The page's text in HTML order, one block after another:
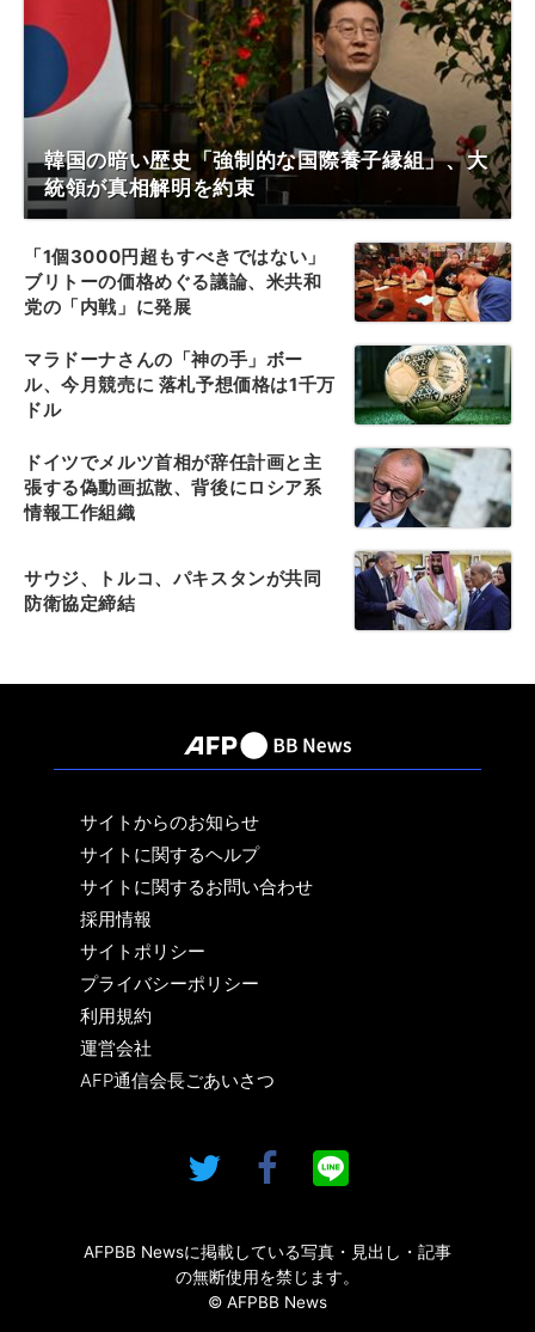
韓国の暗い歴史「強制的な国際養子縁組」、大
統領が真相解明を約束
「1個3000円超もすべきではない」
ブリトーの価格めぐる議論、米共和
党の「内戦」に発展
マラドーナさんの「神の手」ボー
ル、今月競売に 落札予想価格は1千万
ドル
ドイツでメルツ首相が辞任計画と主
張する偽動画拡散、背後にロシア系
情報工作組織
サウジ、トルコ、パキスタンが共同
防衛協定締結
サイトからのお知らせ
サイトに関するヘルプ
サイトに関するお問い合わせ
採用情報
サイトポリシー
プライバシーポリシー
利用規約
運営会社
AFP通信会長ごあいさつ
AFPBB Newsに掲載している写真・見出し・記事
の無断使用を禁じます。
© AFPBB News